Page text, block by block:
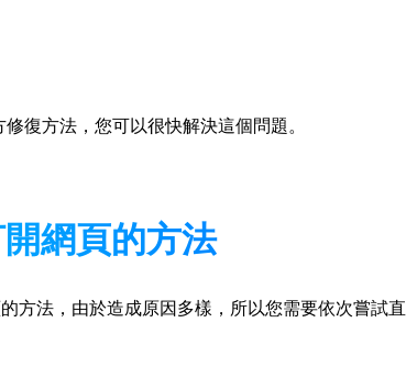
復方法，您可以很快解決這個問題。
網頁的方法
方法，由於造成原因多樣，所以您需要依次嘗試直